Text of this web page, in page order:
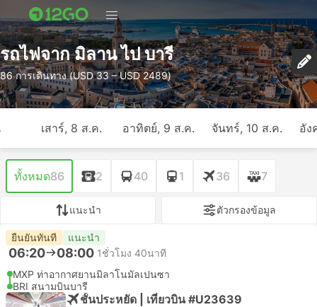
รถไฟจาก มิลาน ไป บารี
86 การเดินทาง (USD 33 – USD 2489)
เสาร์, 8 ส.ค. อาทิตย์, 9 ส.ค. จันทร์, 10 ส.ค. อัง
ทั้งหมด86 2 40 1 36 7
แนะนำ ตัวกรองข้อมูล
ยืนยันทันที แนะนำ
06:20 08:00 1ชั่วโมง 40นาที
MXP ท่าอากาศยานมิลาโนมัลเปนซา
BRI สนามบินบารี
ชั้นประหยัด | เที่ยวบิน #U23639